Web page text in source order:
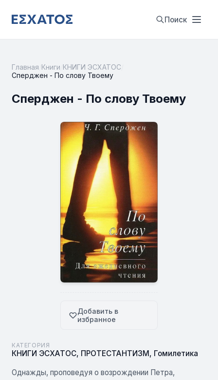
Поиск
Главная Книги КНИГИ ЭСХАТОС
Сперджен - По слову Твоему
Сперджен - По слову Твоему
Добавить в
избранное
КАТЕГОРИЯ
КНИГИ ЭСХАТОС, ПРОТЕСТАНТИЗМ, Гомилетика
Однажды, проповедуя о возрождении Петра,